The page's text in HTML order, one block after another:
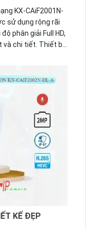
khả năng hoạt
KX-CAiF2001N-
sử dụng rộng rãi
phân giải Full HD,
và chi tiết. Thiết bị
khả năng chống
kế chắc chắn,
giám sát cấp
là sự lựa chọn
quả và đáng
KẾ ĐẸP